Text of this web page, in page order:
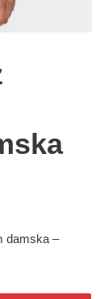
damska –